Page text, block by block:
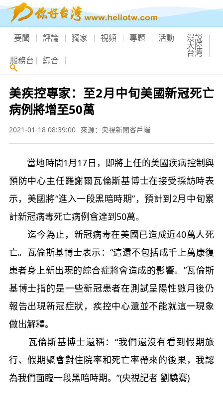
要聞 評論 獨家 視頻 專題 活動 漫説
大陸
台灣
服務台 綜合
美疾控專家：至2月中旬美國新冠死亡
病例將增至50萬
2021-01-18 08:39:00 來源：央視新聞客戶端
當地時間1月17日，即將上任的美國疾病控制與
預防中心主任羅謝爾瓦倫斯基博士在接受採訪時表
示，美國將“進入一段黑暗時期”，預計到2月中旬累
計新冠病毒死亡病例會達到50萬。
迄今為止，新冠病毒在美國已造成近40萬人死
亡。瓦倫斯基博士表示：“這還不包括成千上萬康復
患者身上新出現的綜合症將會造成的影響。”瓦倫斯
基博士指的是一些新冠患者在測試呈陽性數月後仍
報告出現新冠症狀，疾控中心還並不能就這一現象
做出解釋。
瓦倫斯基博士還稱：“我們還沒有看到假期旅
行、假期聚會對住院率和死亡率帶來的後果，我認
為我們面臨一段黑暗時期。”(央視記者 劉驍騫)